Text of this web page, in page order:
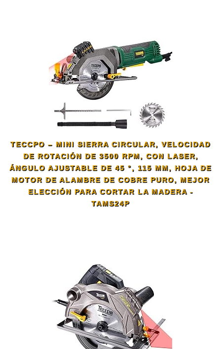
TECCPO – MINI SIERRA CIRCULAR, VELOCIDAD
DE ROTACIÓN DE 3500 RPM, CON LASER,
ÁNGULO AJUSTABLE DE 45 °, 115 MM, HOJA DE
MOTOR DE ALAMBRE DE COBRE PURO, MEJOR
ELECCIÓN PARA CORTAR LA MADERA -
TAMS24P